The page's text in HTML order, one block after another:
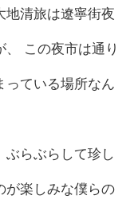
地清旅は遼寧街夜
この夜市は通り
っている場所なん
ぶらぶらして珍し
が楽しみな僕らの